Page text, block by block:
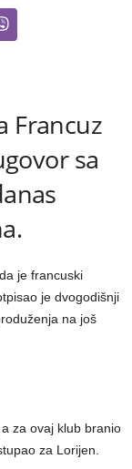
Francuz
sa
je francuski
je dvogodišnji
na još
za ovaj klub branio
za Lorijen.